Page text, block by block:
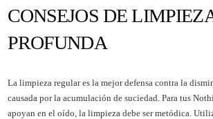
CONSEJOS DE
PROFUNDA
La limpieza regular es la mejor defensa contra la
causada por la acumulación de suciedad. Para tus
apoyan en el oído, la limpieza debe ser metódica.